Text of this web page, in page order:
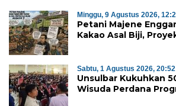
Minggu, 9 Agustus 2026,
Petani Majene
Kakao Asal Biji,
Sabtu, 1 Agustus 2026, 20:52
Unsulbar Kukuhkan
Wisuda Perdana